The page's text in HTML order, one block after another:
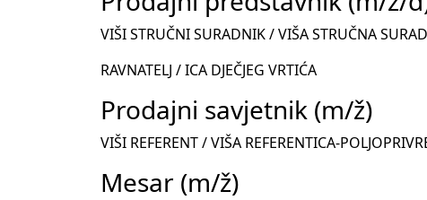
VIŠI STRUČNI SURADNIK / VIŠA STRUČNA
RAVNATELJ / ICA DJEČJEG VRTIĆA
Prodajni savjetnik (m/ž)
VIŠI REFERENT / VIŠA REFERENTICA-
Mesar (m/ž)